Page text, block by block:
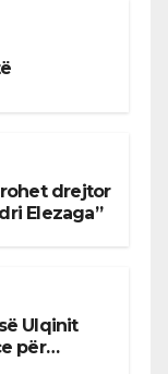
drejtor
Elezaga”
Ulqinit
për